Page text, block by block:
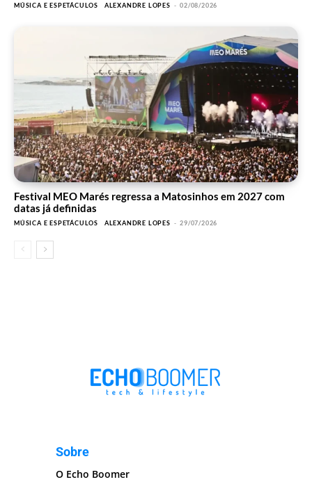
MÚSICA E ESPETÁCULOS ALEXANDRE LOPES - 02/08/2026
Festival MEO Marés regressa a Matosinhos em 2027 com
datas já definidas
MÚSICA E ESPETÁCULOS ALEXANDRE LOPES - 29/07/2026
Sobre
O Echo Boomer